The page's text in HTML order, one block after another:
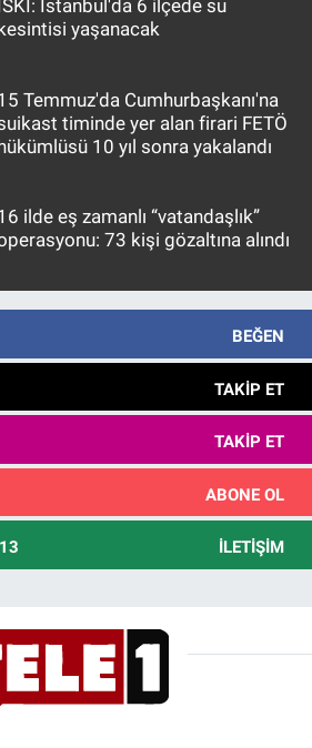
İstanbul'da 6 ilçede su
yaşanacak
Temmuz'da Cumhurbaşkanı'na
timinde yer alan firari FETÖ
10 yıl sonra yakalandı
ilde eş zamanlı “vatandaşlık”
73 kişi gözaltına alındı
BEĞEN
TAKIP ET
TAKIP ET
ABONE OL
İLETIŞIM